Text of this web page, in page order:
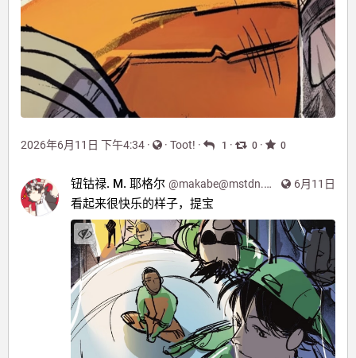
2026年6月11日 下午4:34 · · Toot! · 1 · 0 · 0
6月11日
钮钴禄. M. 耶格尔 @makabe@mstdn.moe
看起来很快乐的样子，提宝